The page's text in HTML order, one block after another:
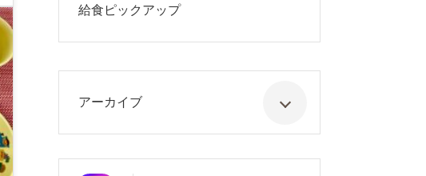
給食ピックアップ
アーカイブ